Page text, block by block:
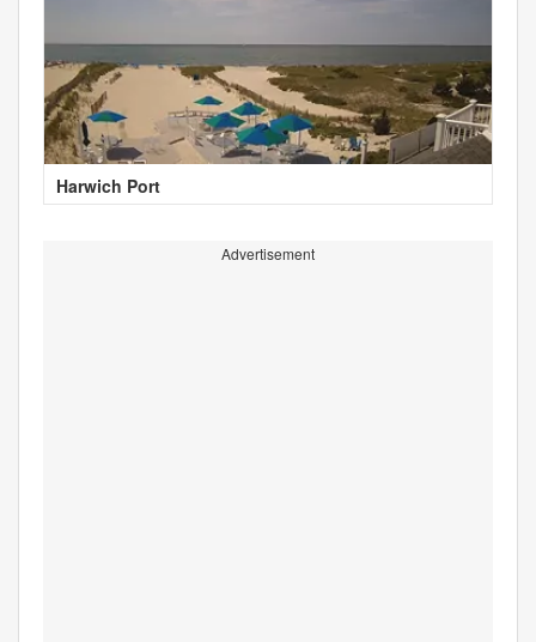
Harwich Port
Advertisement